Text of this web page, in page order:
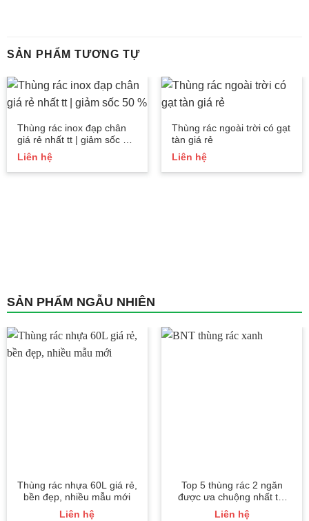
SẢN PHẨM TƯƠNG TỰ
Thùng rác inox đạp chân
giá rẻ nhất tt | giảm sốc 50
%
Liên hệ
Thùng rác ngoài trời có gạt
tàn giá rẻ
Liên hệ
SẢN PHẨM NGẪU NHIÊN
Thùng rác nhựa 60L giá rẻ,
bền đẹp, nhiều mẫu mới
Liên hệ
Top 5 thùng rác 2 ngăn
được ưa chuộng nhất thị
trường
Liên hệ